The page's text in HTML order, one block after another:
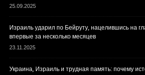
25.09.2025
Израиль ударил по Бейруту, нацелившись на
впервые за несколько месяцев
23.11.2025
Украина, Израиль и трудная память: почему